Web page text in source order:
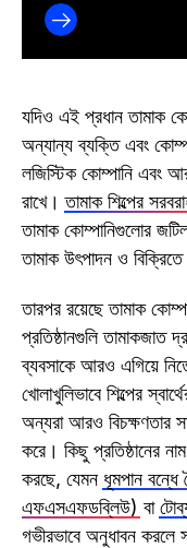
যদিও এই প্রধান তামাক
অন্যান্য ব্যক্তি এবং
লজিস্টিক কোম্পানি এবং
রাখে।তামাক শিল্পের
তামাক কোম্পানিগুলোর
তামাক উৎপাদন ও
তারপর রয়েছে তামাক
প্রতিষ্ঠানগুলি তামাকজাত
ব্যবসাকে আরও এগিয়ে
খোলাখুলিভাবে শিল্পের
অন্যরা আরও বিচক্ষণতার
করে। কিছু প্রতিষ্ঠানের
করছে, যেমন ধূমপান বন্ধে
এফএসএফডব্লিউ) বা
গভীরভাবে অনুধাবন